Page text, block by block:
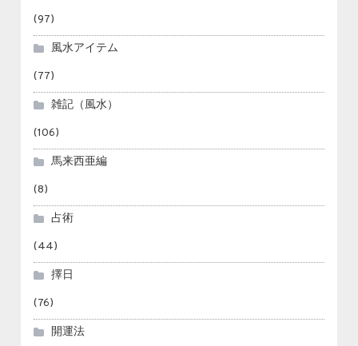
(97)
風水アイテム
(77)
雑記（風水）
(106)
馬来西亜編
(8)
占術
(44)
擇日
(76)
開運法